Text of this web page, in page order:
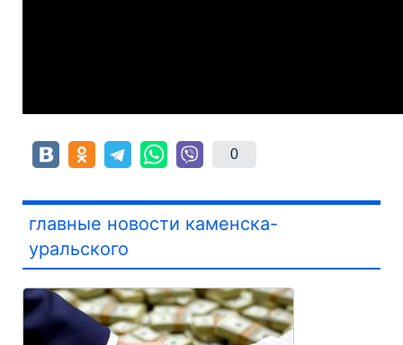
0
главные новости каменска-
уральского